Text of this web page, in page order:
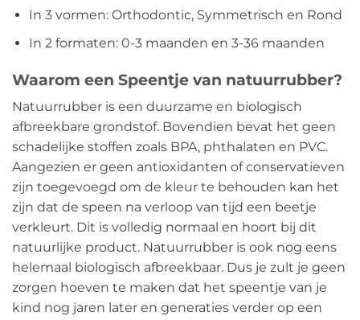
In 3 vormen: Orthodontic, Symmetrisch en Rond
In 2 formaten: 0-3 maanden en 3-36 maanden
Waarom een Speentje van natuurrubber?
Natuurrubber is een duurzame en biologisch
afbreekbare grondstof. Bovendien bevat het geen
schadelijke stoffen zoals BPA, phthalaten en PVC.
Aangezien er geen antioxidanten of conservatieven
zijn toegevoegd om de kleur te behouden kan het
zijn dat de speen na verloop van tijd een beetje
verkleurt. Dit is volledig normaal en hoort bij dit
natuurlijke product. Natuurrubber is ook nog eens
helemaal biologisch afbreekbaar. Dus je zult je geen
zorgen hoeven te maken dat het speentje van je
kind nog jaren later en generaties verder op een